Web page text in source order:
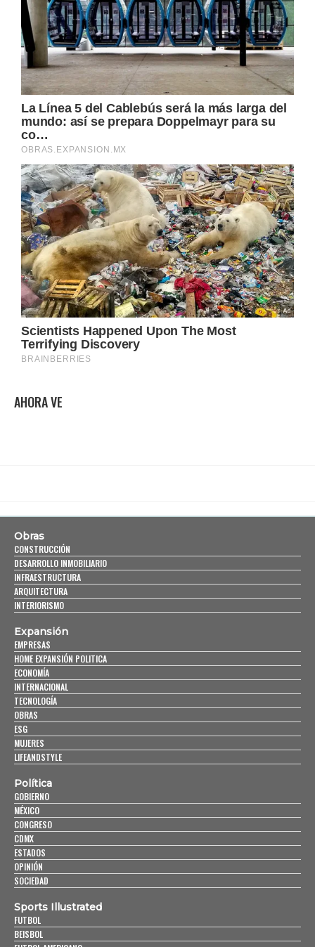
AHORA VE
Obras
CONSTRUCCIÓN
DESARROLLO INMOBILIARIO
INFRAESTRUCTURA
ARQUITECTURA
INTERIORISMO
Expansión
EMPRESAS
HOME EXPANSIÓN POLITICA
ECONOMÍA
INTERNACIONAL
TECNOLOGÍA
OBRAS
ESG
MUJERES
LIFEANDSTYLE
Política
GOBIERNO
MÉXICO
CONGRESO
CDMX
ESTADOS
OPINIÓN
SOCIEDAD
Sports Illustrated
FUTBOL
BEISBOL